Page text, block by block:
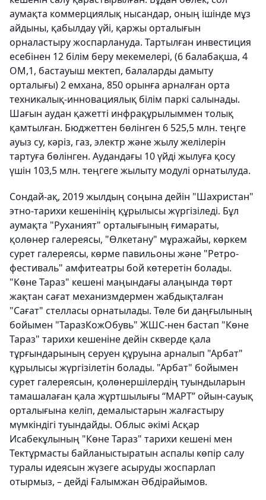
аумақта коммерциялық нысандар, оның ішінде мұз
айдыны, қабылдау үйі, қаржы орталығын
орналастыру жоспарлануда. Тартылған инвестиция
есебінен 12 білім беру мекемелері, (6 балабақша, 4
ОМ,1, бастауыш мектеп, балаларды дамыту
орталығы) 2 емхана, 850 орынға арналған орта
техникалық-инновациялық білім паркі салынады.
Шағын аудан қажетті инфрақұрылыммен толық
қамтылған. Бюджеттен бөлінген 6 525,5 млн. теңге
ауыз су, кәріз, газ, электр және жылу желілерін
тартуға бөлінген. Аудандағы 10 үйді жылуға қосу
үшін 103,5 млн. теңгеге жылыту модулі орнатылуда.
Сондай-ақ, 2019 жылдың соңына дейін "Шахристан"
этно-тарихи кешенінің құрылысы жүргізіледі. Бұл
аумақта "Руханият" орталығының ғимараты,
қолөнер галереясы, "Өлкетану" мұражайы, көркем
сурет галереясы, көрме павильоны және "Ретро-
фестиваль" амфитеатры бой көтеретін болады.
"Көне Тараз" кешені маңындағы алаңында төрт
жақтан сағат механизмдермен жабдықталған
"Сағат" стелласы орнатылады. Төле би даңғылының
бойымен "ТаразКожОбувь" ЖШС-нен бастап "Көне
Тараз" тарихи кешеніне дейін скверде қала
тұрғындарының серуен құруына арналып "Арбат"
құрылысы жүргізілетін болады. "Арбат" бойымен
сурет галереясын, қолөнершілердің туындыларын
тамашалаған қала жұртшылығы “МАРТ” ойын-сауық
орталығына келіп, демалыстарын жалғастыру
мүмкіндігі туындайды. Облыс әкімі Асқар
Исабекұлының "Көне Тараз" тарихи кешені мен
Тектұрмасты байланыстыратын аспалы көпір салу
туралы идеясын жүзеге асыруды жоспарлап
отырмыз, – дейді Ғалымжан Әбдірайымов.